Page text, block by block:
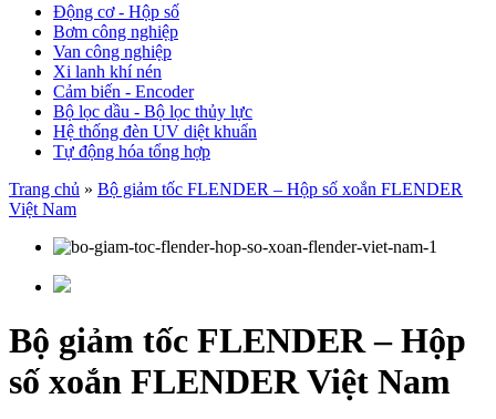
Động cơ - Hộp số
Bơm công nghiệp
Van công nghiệp
Xi lanh khí nén
Cảm biến - Encoder
Bộ lọc dầu - Bộ lọc thủy lực
Hệ thống đèn UV diệt khuẩn
Tự động hóa tổng hợp
Trang chủ » Bộ giảm tốc FLENDER – Hộp số xoắn FLENDER
Việt Nam
Bộ giảm tốc FLENDER – Hộp
số xoắn FLENDER Việt Nam